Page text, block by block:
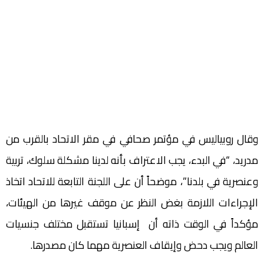
‏وقال روبياليس في مؤتمر صحافي في مقر الاتحاد بالقرب من
مدريد، “في البدء، يجب الاعتراف بأنه لدينا مشكلة سلوك، تربية
وعنصرية في بلدنا”، موضحاً أن على اللجنة التابعة للاتحاد اتخاذ
الإجراءات اللازمة بغض النظر عن موقف غيرها من الهيئات،
مؤكداً في الوقت ذاته أن إسبانيا تستقبل مختلف جنسيات
العالم ويجب دحض وإيقاف العنصرية مهما كان مصدرها.